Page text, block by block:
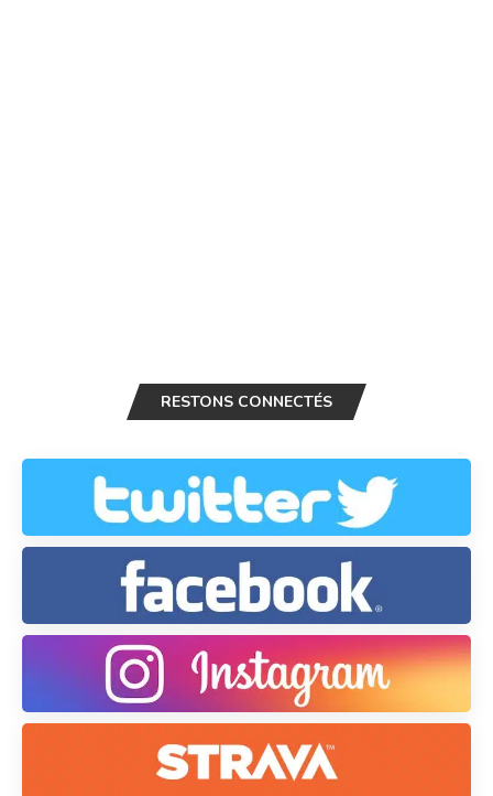
RESTONS CONNECTÉS